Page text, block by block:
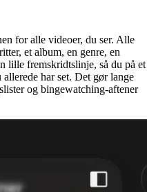
for alle videoer, du ser. Alle
et album, en genre, en
lille fremskridtslinje, så du på et
har set. Det gør lange
og bingewatching-aftener